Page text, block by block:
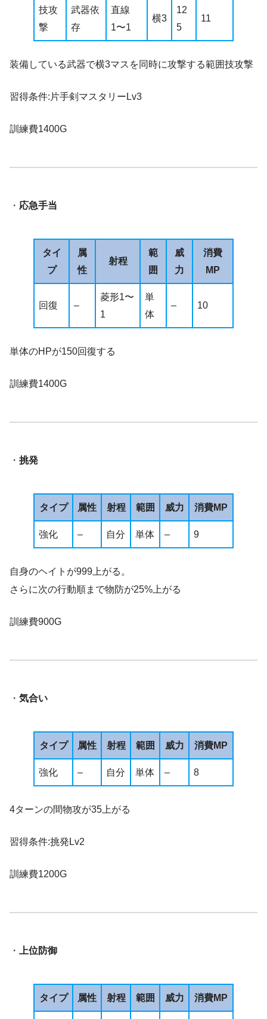
技攻
撃
武器依
存
直線
1〜1
横3
12
5
11
装備している武器で横3マスを同時に攻撃する範囲技攻撃
習得条件:片手剣マスタリーLv3
訓練費1400G
・ 応急手当
タイ
プ
属
性
射程
範
囲
威
力
消費
MP
回復 –
菱形1〜
1
単
体
– 10
単体のHPが150回復する
訓練費1400G
・ 挑発
タイプ 属性 射程 範囲 威力 消費MP
強化 – 自分 単体 – 9
自身のヘイトが999上がる。
さらに次の行動順まで物防が25%上がる
訓練費900G
・ 気合い
タイプ 属性 射程 範囲 威力 消費MP
強化 – 自分 単体 – 8
4ターンの間物攻が35上がる
習得条件:挑発Lv2
訓練費1200G
・ 上位防御
タイプ 属性 射程 範囲 威力 消費MP